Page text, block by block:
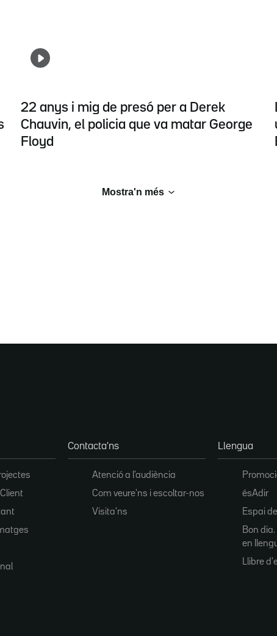
22 anys i mig de presó per a Derek
Chauvin, el policia que va matar George
Floyd
Mostra'n més
Contacta'ns
Atenció a l'audiència
Com veure'ns i escoltar-nos
Visita'ns
Llengua
ésAdir
Espai
Bon
en
Llibre